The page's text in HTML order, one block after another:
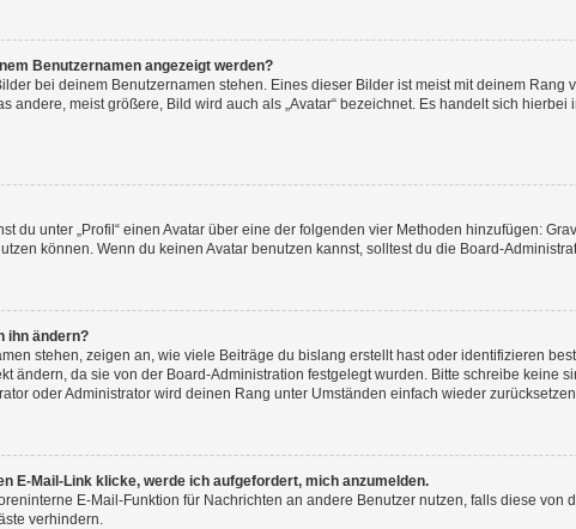
Benutzernamen angezeigt werden?
bei deinem Benutzernamen stehen. Eines dieser Bilder ist meist mit deinem
andere, meist größere, Bild wird auch als „Avatar“ bezeichnet. Es handelt sich
du unter „Profil“ einen Avatar über eine der folgenden vier Methoden hinzufügen:
können. Wenn du keinen Avatar benutzen kannst, solltest du die Board-
ihn ändern?
stehen, zeigen an, wie viele Beiträge du bislang erstellt hast oder identifizieren
ändern, da sie von der Board-Administration festgelegt wurden. Bitte schreibe
oder Administrator wird deinen Rang unter Umständen einfach wieder zurücksetzen.
E-Mail-Link klicke, werde ich aufgefordert, mich anzumelden.
E-Mail-Funktion für Nachrichten an andere Benutzer nutzen, falls diese
verhindern.